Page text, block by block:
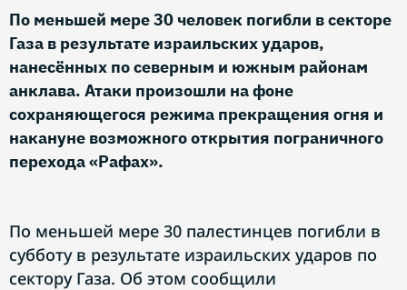
По меньшей мере 30 человек погибли в секторе
Газа в результате израильских ударов,
нанесённых по северным и южным районам
анклава. Атаки произошли на фоне
сохраняющегося режима прекращения огня и
накануне возможного открытия пограничного
перехода «Рафах».
По меньшей мере 30 палестинцев погибли в
субботу в результате израильских ударов по
сектору Газа. Об этом сообщили